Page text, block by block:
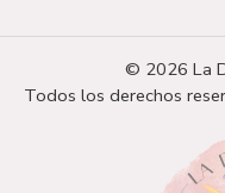
© 2026 La
Todos los derechos